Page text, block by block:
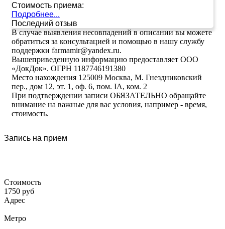
Стоимость приема:
Подробнее...
Последний отзыв
В случае выявления несовпадений в описании вы можете
обратиться за консультацией и помощью в нашу службу
поддержки farmamir@yandex.ru.
Вышеприведенную информацию предоставляет ООО
«ДокДок». ОГРН 1187746191380
Место нахождения 125009 Москва, М. Гнездниковский
пер., дом 12, эт. 1, оф. 6, пом. IA, ком. 2
При подтверждении записи ОБЯЗАТЕЛЬНО обращайте
внимание на важные для вас условия, например - время,
стоимость.
Запись на прием
Стоимость
1750 руб
Адрес
Метро